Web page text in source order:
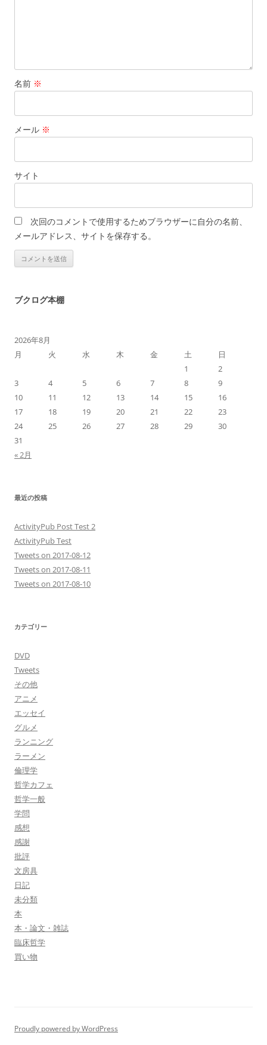
名前 ※
メール ※
サイト
次回のコメントで使用するためブラウザーに自分の名前、
メールアドレス、サイトを保存する。
ブクログ本棚
2026年8月
月
火 水 木 金 土
日
1
2
3
4 5 6 7 8
9
10
11 12 13 14 15
16
17
18 19 20 21 22
23
24
25 26 27 28 29
30
31
« 2月
最近の投稿
ActivityPub Post Test 2
ActivityPub Test
Tweets on 2017-08-12
Tweets on 2017-08-11
Tweets on 2017-08-10
カテゴリー
DVD
Tweets
その他
アニメ
エッセイ
グルメ
ランニング
ラーメン
倫理学
哲学カフェ
哲学一般
学問
感想
感謝
批評
文房具
日記
未分類
本
本・論文・雑誌
臨床哲学
買い物
Proudly powered by WordPress